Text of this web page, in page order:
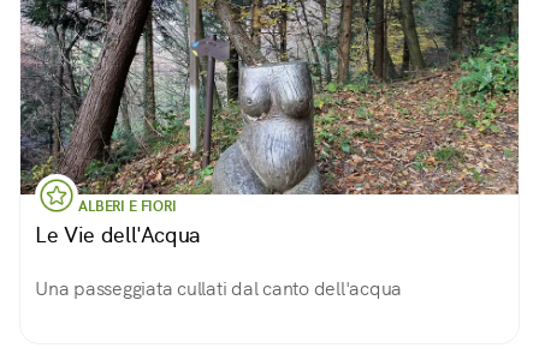
ALBERI E FIORI
Le Vie dell'Acqua
Una passeggiata cullati dal canto dell'acqua